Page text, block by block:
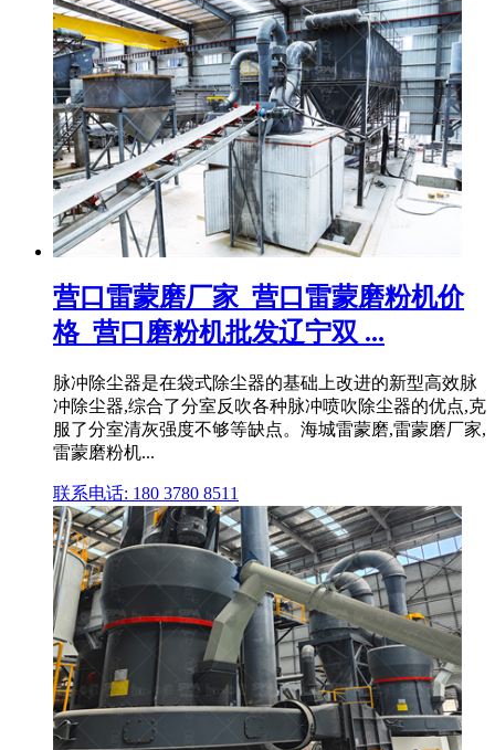
营口雷蒙磨厂家_营口雷蒙磨粉机价
格_营口磨粉机批发辽宁双 ...
脉冲除尘器是在袋式除尘器的基础上改进的新型高效脉
冲除尘器,综合了分室反吹各种脉冲喷吹除尘器的优点,克
服了分室清灰强度不够等缺点。海城雷蒙磨,雷蒙磨厂家,
雷蒙磨粉机...
联系电话: 180 3780 8511